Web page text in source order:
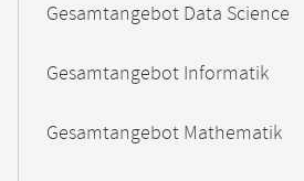
Gesamtangebot Data Science
Gesamtangebot Informatik
Gesamtangebot Mathematik